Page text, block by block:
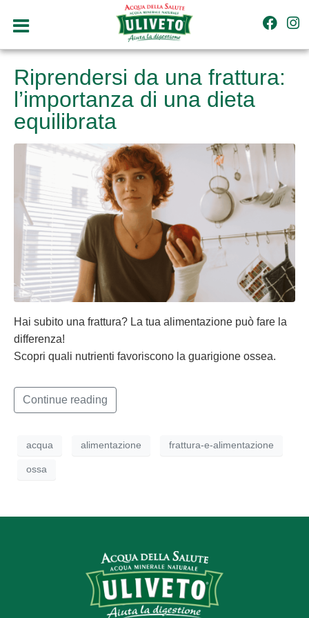
Riprendersi da una frattura:
l’importanza di una dieta
equilibrata
Hai subito una frattura? La tua alimentazione può fare la
differenza!
Scopri quali nutrienti favoriscono la guarigione ossea.
Continue reading
acqua alimentazione frattura-e-alimentazione
ossa